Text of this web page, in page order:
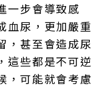
一步會導致感
血尿，更加嚴重
，甚至會造成尿
這些都是不可逆
，可能就會考慮